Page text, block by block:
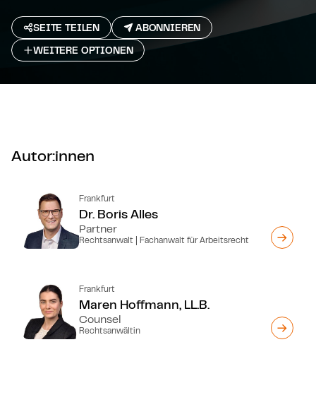
SEITE TEILEN
ABONNIEREN
WEITERE OPTIONEN
Autor:innen
Frankfurt
Dr. Boris Alles
Partner
Rechtsanwalt | Fachanwalt für Arbeitsrecht
Frankfurt
Maren Hoffmann, LL.B.
Counsel
Rechtsanwältin